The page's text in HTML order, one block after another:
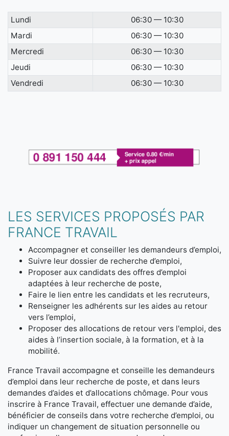
Lundi
06:30 — 10:30
Mardi
06:30 — 10:30
Mercredi
06:30 — 10:30
Jeudi
06:30 — 10:30
Vendredi
06:30 — 10:30
LES SERVICES PROPOSÉS PAR
FRANCE TRAVAIL
Accompagner et conseiller les demandeurs d’emploi,
Suivre leur dossier de recherche d’emploi,
Proposer aux candidats des offres d’emploi
adaptées à leur recherche de poste,
Faire le lien entre les candidats et les recruteurs,
Renseigner les adhérents sur les aides au retour
vers l’emploi,
Proposer des allocations de retour vers l'emploi, des
aides à l’insertion sociale, à la formation, et à la
mobilité.
France Travail accompagne et conseille les demandeurs
d’emploi dans leur recherche de poste, et dans leurs
demandes d’aides et d’allocations chômage. Pour vous
inscrire à France Travail, effectuer une demande d’aide,
bénéficier de conseils dans votre recherche d’emploi, ou
indiquer un changement de situation personnelle ou